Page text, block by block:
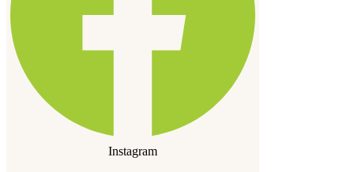
Instagram